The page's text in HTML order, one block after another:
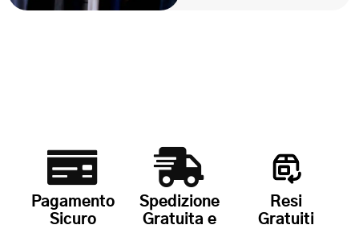
Pagamento
Sicuro
Spedizione
Gratuita e
Resi
Gratuiti